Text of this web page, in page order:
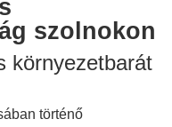
szolnokon
környezetbarát
történő